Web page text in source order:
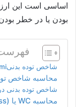
اساسی است این
بودن یا در خطر
شاخص توده بدنیbmi
محاسبه شاخص
شاخص توده بدنی
محاسبه WC یا (west compress)